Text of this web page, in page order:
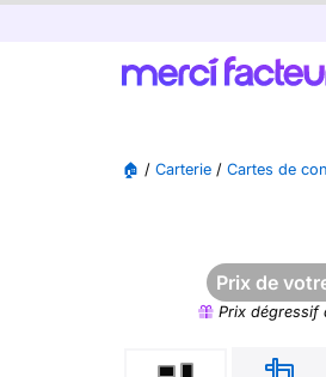
🏠 / Carterie / Cartes de
Prix de
Prix dégressif